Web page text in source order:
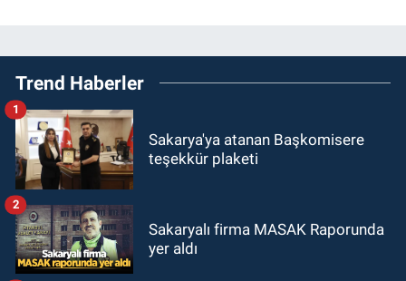
Trend Haberler
Sakarya'ya atanan Başkomisere
teşekkür plaketi
1
Sakaryalı firma MASAK Raporunda
yer aldı
2